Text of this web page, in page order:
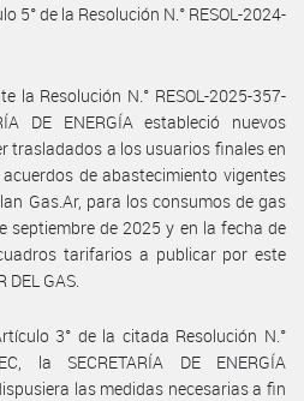
5° de la Resolución N.° RESOL-2024-
la Resolución N.° RESOL-2025-357-
DE ENERGÍA estableció nuevos
trasladados a los usuarios finales en
de abastecimiento vigentes
Gas.Ar, para los consumos de gas
septiembre de 2025 y en la fecha de
tarifarios a publicar por este
DEL GAS.
3° de la citada Resolución N.°
la SECRETARÍA DE ENERGÍA
las medidas necesarias a fin